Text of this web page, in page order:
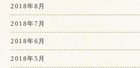
2018年8月
2018年7月
2018年6月
2018年5月